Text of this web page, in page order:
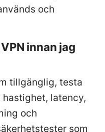
och
innan jag
tillgänglig, testa
latency,
och
som